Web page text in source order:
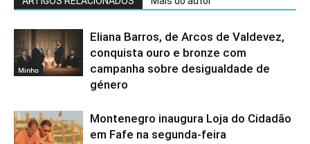
Minho
Eliana Barros, de Arcos de Valdevez,
conquista ouro e bronze com
campanha sobre desigualdade de
género
Montenegro inaugura Loja do Cidadão
em Fafe na segunda-feira